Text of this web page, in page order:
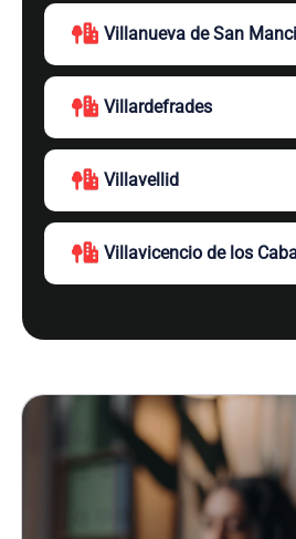
Villanueva de San
Villardefrades
Villavellid
Villavicencio de los